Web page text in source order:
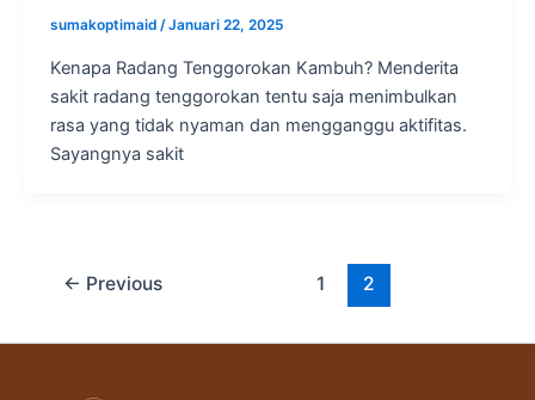
sumakoptimaid /Januari 22, 2025
Kenapa Radang Tenggorokan Kambuh? Menderita
sakit radang tenggorokan tentu saja menimbulkan
rasa yang tidak nyaman dan mengganggu aktifitas.
Sayangnya sakit
← Previous 1 2